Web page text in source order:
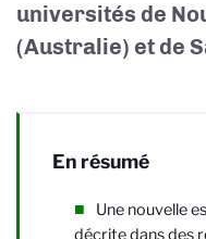
universités de
(Australie) et de
En résumé
Une nouvelle
décrite dans des